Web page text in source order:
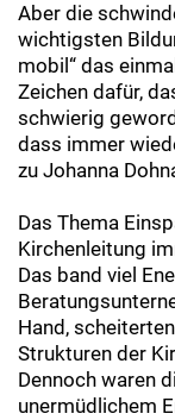
Aber die
wichtigsten
mobil“ das
Zeichen dafür,
schwierig
dass immer
zu Johanna
Das Thema
Kirchenleitung
Das band viel
Hand,
Strukturen der
Dennoch waren
unermüdlichem